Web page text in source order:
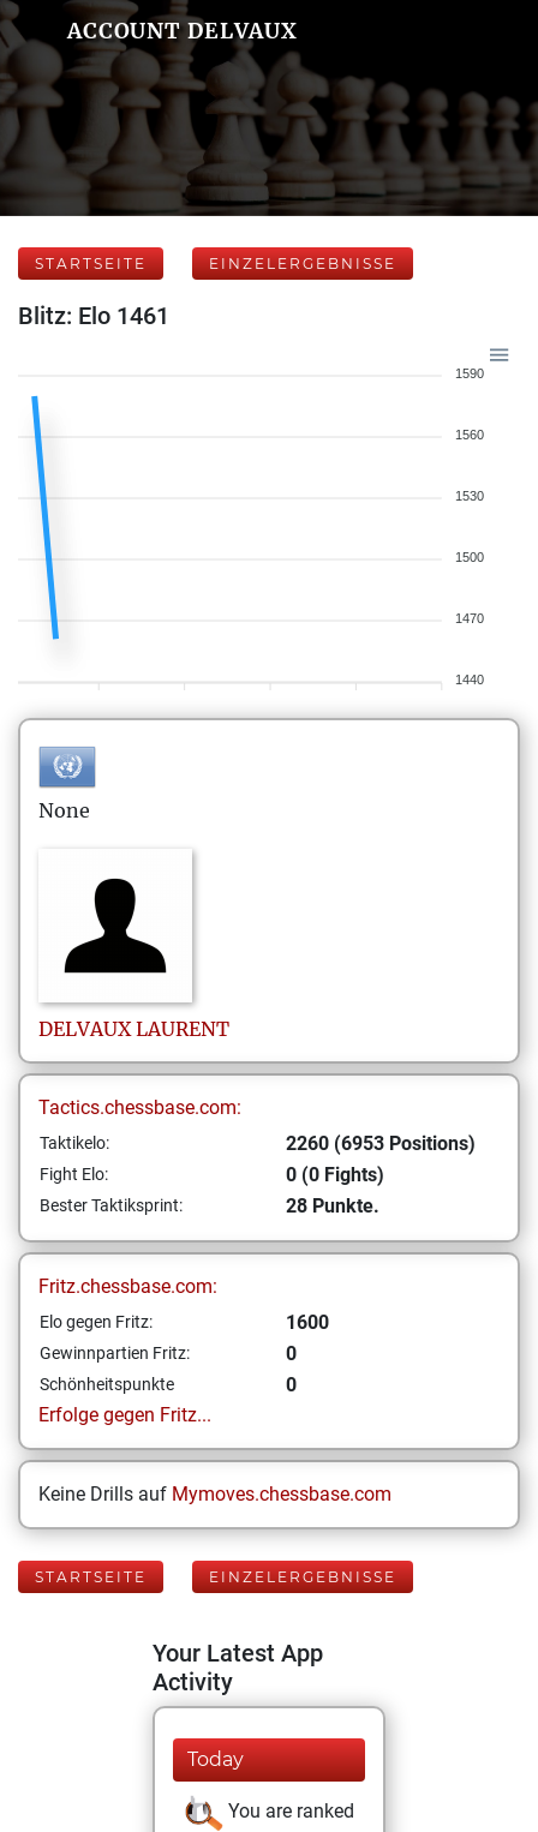
ACCOUNT DELVAUX
STARTSEITE EINZELERGEBNISSE
Blitz: Elo 1461
1590
1560
1530
1500
1470
1440
None
DELVAUX LAURENT
Tactics.chessbase.com:
Taktikelo: 2260 (6953 Positions)
Fight Elo: 0 (0 Fights)
Bester Taktiksprint: 28 Punkte.
Fritz.chessbase.com:
Elo gegen Fritz: 1600
Gewinnpartien Fritz: 0
Schönheitspunkte
0
Erfolge gegen Fritz...
Keine Drills auf Mymoves.chessbase.com
STARTSEITE EINZELERGEBNISSE
Your Latest App
Activity
Today
You are ranked